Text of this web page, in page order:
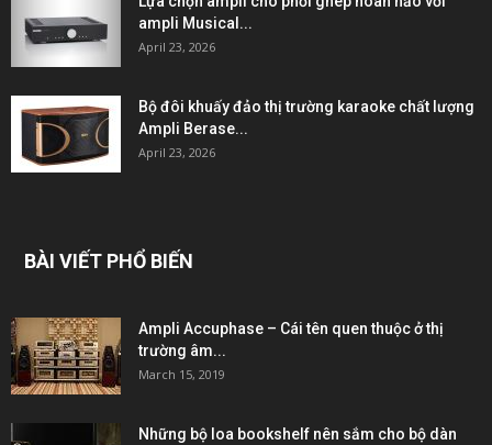
ampli Musical...
April 23, 2026
Bộ đôi khuấy đảo thị trường karaoke chất lượng
Ampli Berase...
April 23, 2026
BÀI VIẾT PHỔ BIẾN
Ampli Accuphase – Cái tên quen thuộc ở thị
trường âm...
March 15, 2019
Những bộ loa bookshelf nên sắm cho bộ dàn